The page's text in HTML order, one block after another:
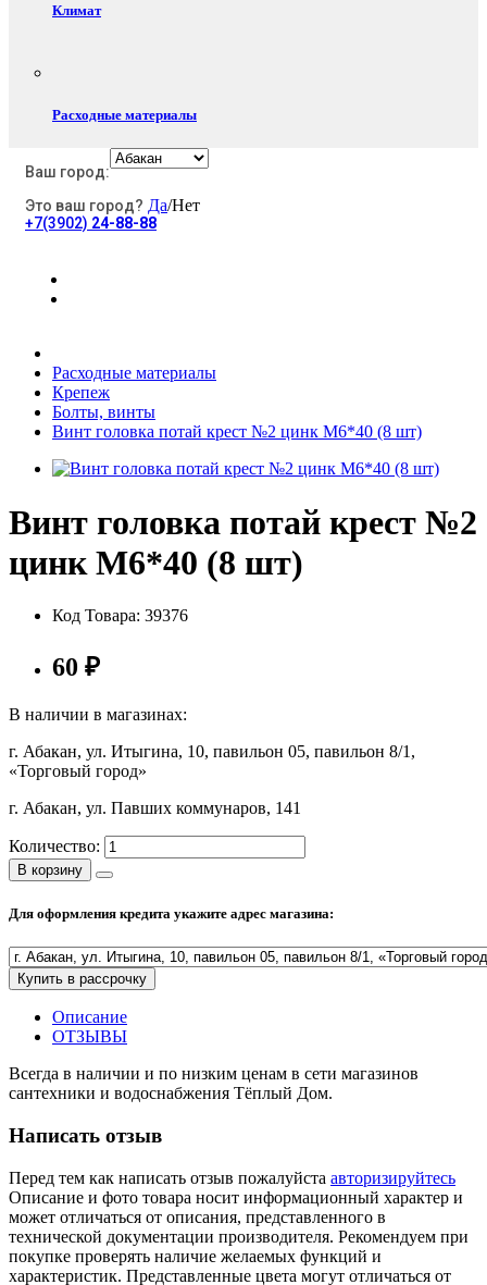
Климат
Расходные материалы
Электротовары
Хозяйственные товары
Строительные товары
Блог
Оплата и доставка
Сервис-центр
Адреса Сервис-центров
Условия возврата товара
Ваш город:
Это ваш город? Да/Нет
+7(3902) 24-88-88
Расходные материалы
Крепеж
Болты, винты
Винт головка потай крест №2 цинк М6*40 (8 шт)
Винт головка потай крест №2
цинк М6*40 (8 шт)
Код Товара: 39376
60 ₽
В наличии в магазинах:
г. Абакан, ул. Итыгина, 10, павильон 05, павильон 8/1,
«Торговый город»
г. Абакан, ул. Павших коммунаров, 141
Количество:
В корзину
Для оформления кредита укажите адрес магазина:
Купить в рассрочку
Описание
ОТЗЫВЫ
Всегда в наличии и по низким ценам в сети магазинов
сантехники и водоснабжения Тёплый Дом.
Написать отзыв
Перед тем как написать отзыв пожалуйста авторизируйтесь
Описание и фото товара носит информационный характер и
может отличаться от описания, представленного в
технической документации производителя. Рекомендуем при
покупке проверять наличие желаемых функций и
характеристик. Представленные цвета могут отличаться от